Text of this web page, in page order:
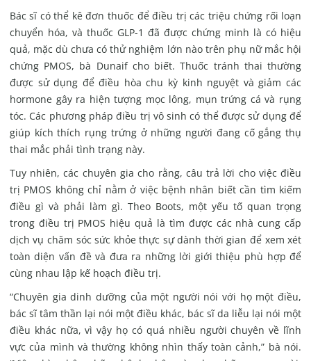
Bác sĩ có thể kê đơn thuốc để điều trị các triệu chứng rối loạn
chuyển hóa, và thuốc GLP-1 đã được chứng minh là có hiệu
quả, mặc dù chưa có thử nghiệm lớn nào trên phụ nữ mắc hội
chứng PMOS, bà Dunaif cho biết. Thuốc tránh thai thường
được sử dụng để điều hòa chu kỳ kinh nguyệt và giảm các
hormone gây ra hiện tượng mọc lông, mụn trứng cá và rụng
tóc. Các phương pháp điều trị vô sinh có thể được sử dụng để
giúp kích thích rụng trứng ở những người đang cố gắng thụ
thai mắc phải tình trạng này.
Tuy nhiên, các chuyên gia cho rằng, câu trả lời cho việc điều
trị PMOS không chỉ nằm ở việc bệnh nhân biết cần tìm kiếm
điều gì và phải làm gì. Theo Boots, một yếu tố quan trọng
trong điều trị PMOS hiệu quả là tìm được các nhà cung cấp
dịch vụ chăm sóc sức khỏe thực sự dành thời gian để xem xét
toàn diện vấn đề và đưa ra những lời giới thiệu phù hợp để
cùng nhau lập kế hoạch điều trị.
“Chuyên gia dinh dưỡng của một người nói với họ một điều,
bác sĩ tâm thần lại nói một điều khác, bác sĩ da liễu lại nói một
điều khác nữa, vì vậy họ có quá nhiều người chuyên về lĩnh
vực của mình và thường không nhìn thấy toàn cảnh,” bà nói.